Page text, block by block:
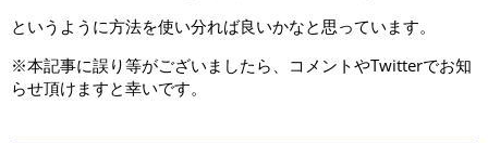
というように方法を使い分れば良いかなと思っています。
※本記事に誤り等がございましたら、コメントやTwitterでお知
らせ頂けますと幸いです。